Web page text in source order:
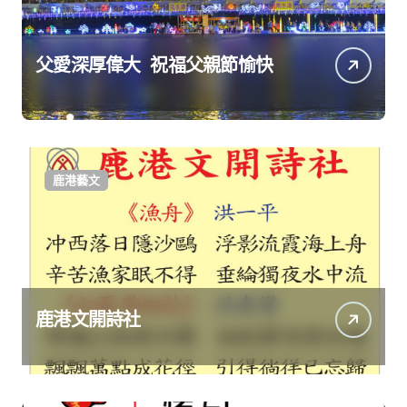
父愛深厚偉大 祝福父親節愉快
鹿港藝文
鹿港文開詩社